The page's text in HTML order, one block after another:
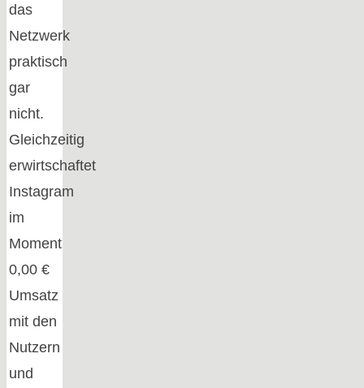
das
Netzwerk
praktisch
gar
nicht.
Gleichzeitig
erwirtschaftet
Instagram
im
Moment
0,00 €
Umsatz
mit den
Nutzern
und